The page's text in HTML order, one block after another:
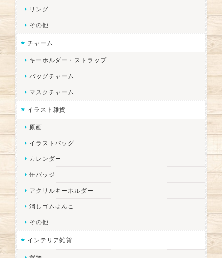
リング
その他
チャーム
キーホルダー・ストラップ
バッグチャーム
マスクチャーム
イラスト雑貨
原画
イラストバッグ
カレンダー
缶バッジ
アクリルキーホルダー
消しゴムはんこ
その他
インテリア雑貨